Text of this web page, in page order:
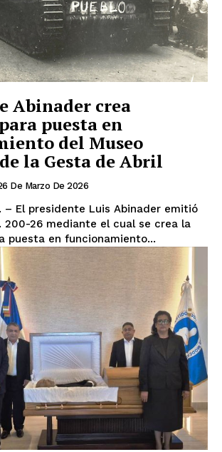
Abinader crea
puesta en
del Museo
la Gesta de Abril
De Marzo De 2026
– El presidente Luis Abinader emitió
200-26 mediante el cual se crea la
puesta en funcionamiento...